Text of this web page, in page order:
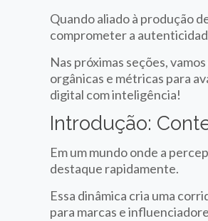
Quando aliado à produção
comprometer a
Nas próximas seções,
orgânicas e métricas para
digital com inteligência!
Introdução:
Em um mundo onde a
destaque rapidamente.
Essa dinâmica cria uma
para marcas e